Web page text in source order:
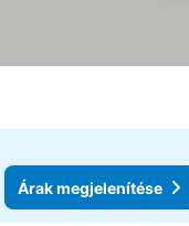
Árak megjelenítése